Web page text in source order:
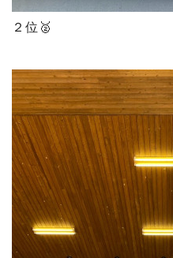
２位🥈